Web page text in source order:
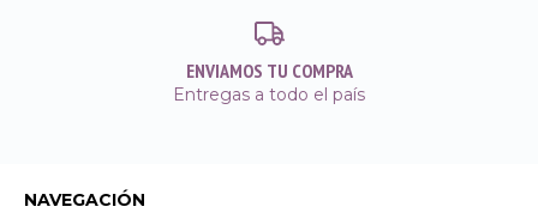
ENVIAMOS TU COMPRA
Entregas a todo el país
NAVEGACIÓN